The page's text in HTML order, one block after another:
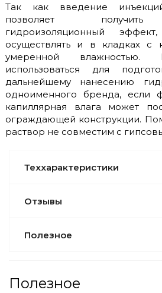
Так как введение
позволяет получить
гидроизоляционный
осуществлять и в кладках с
умеренной влажностью.
использоваться для
дальнейшему нанесению
одноименного бренда, если
капиллярная влага может
ограждающей конструкции.
раствор не совместим с
Теххарактеристики
Отзывы
Полезное
Полезное